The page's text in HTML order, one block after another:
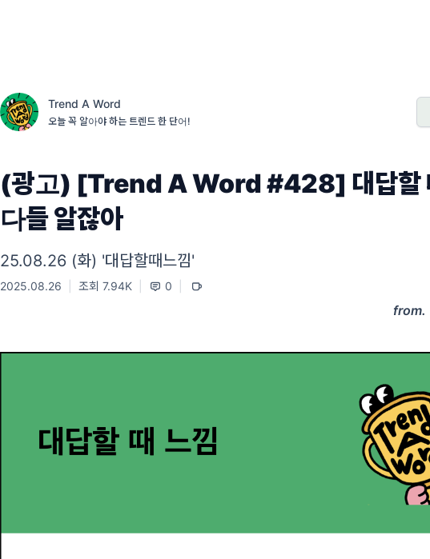
Trend A Word
오늘 꼭 알아야 하는 트렌드 한 단어!
(광고) [Trend A Word #428] 대답할
다들 알잖아
25.08.26 (화) '대답할때느낌'
2025.08.26 조회 7.94K 0
from.